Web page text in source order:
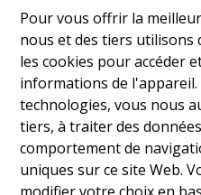
Pour vous offrir la
nous et des tiers utilisons
les cookies pour accéder
informations de l'appareil.
technologies, vous nous
tiers, à traiter des
comportement de
uniques sur ce site Web.
Sas d'entrée [carrelage;
flottant; ± 1m²], séjour
cuisine [carrelage; ±
réfrigérateur/
[carrelage; ± 10m²], hall
chambre [vinyle; ±
coursive, salle de bains